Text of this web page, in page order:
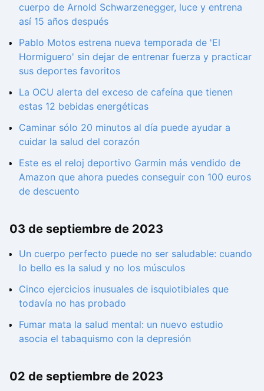
cuerpo de Arnold Schwarzenegger, luce y entrena
así 15 años después
Pablo Motos estrena nueva temporada de 'El
Hormiguero' sin dejar de entrenar fuerza y practicar
sus deportes favoritos
La OCU alerta del exceso de cafeína que tienen
estas 12 bebidas energéticas
Caminar sólo 20 minutos al día puede ayudar a
cuidar la salud del corazón
Este es el reloj deportivo Garmin más vendido de
Amazon que ahora puedes conseguir con 100 euros
de descuento
03 de septiembre de 2023
Un cuerpo perfecto puede no ser saludable: cuando
lo bello es la salud y no los músculos
Cinco ejercicios inusuales de isquiotibiales que
todavía no has probado
Fumar mata la salud mental: un nuevo estudio
asocia el tabaquismo con la depresión
02 de septiembre de 2023